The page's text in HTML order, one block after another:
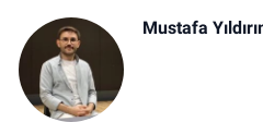
Mustafa